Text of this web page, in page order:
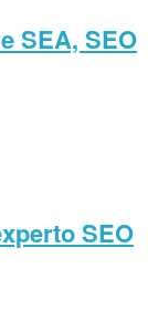
SEA, SEO
SEO